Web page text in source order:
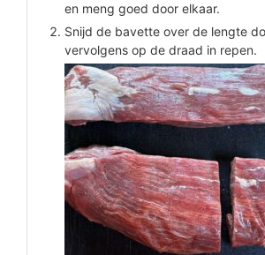
en meng goed door elkaar.
Snijd de bavette over de lengte
vervolgens op de draad in repen.